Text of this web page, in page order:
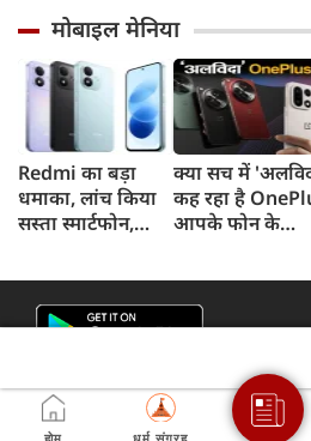
ने दिखाया देशभक्ति
का जज्बा
ने दिया बड़ा अपडेट
मोबाइल मेनिया
Redmi का बड़ा
धमाका, लांच किया
सस्ता स्मार्टफोन,
क्या सच में
कह रहा है
आपके फोन के